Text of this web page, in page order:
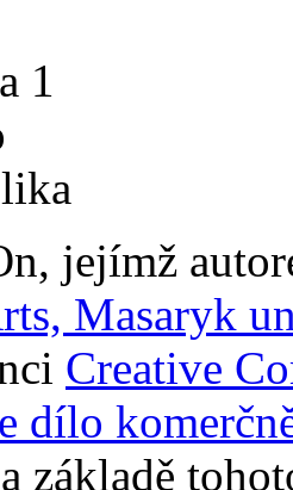
1
, jejímž
Masaryk
Creative
dílo
základě